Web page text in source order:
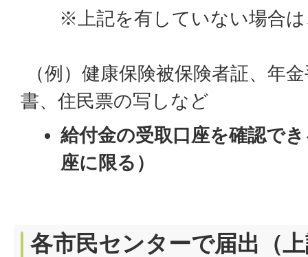
※上記を有していない場合は
（例）健康保険被保険者証、年
書、住民票の写しなど
給付金の受取口座を確認で
座に限る）
各市民センターで届出（